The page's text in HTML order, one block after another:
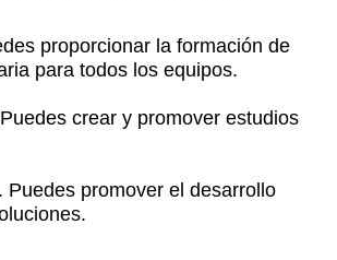
proporcionar la formación de
para todos los equipos.
crear y promover estudios
Puedes promover el desarrollo